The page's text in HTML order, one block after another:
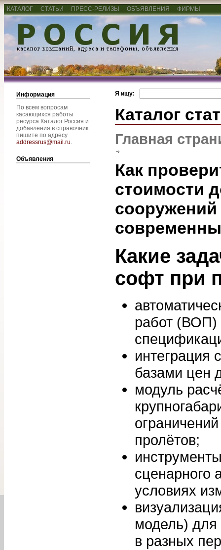
КАТАЛОГ СТАТЬИ ПРЕСС-РЕЛИЗЫ ОБЪЯВЛЕНИЯ ФИРМЫ
Информация
По всем вопросам
касающихся работы
ресурса Каталог Россия и
добавления в справочник
пишите по адресу
addressrus@mail.ru.
Объявления
Я ищу:
Каталог
Главная
Как
стоимости
Какие
софт при
работ (ВОП)
базами цен
модуль
пролётов;
сценарного
условиях
модель) для
в разных